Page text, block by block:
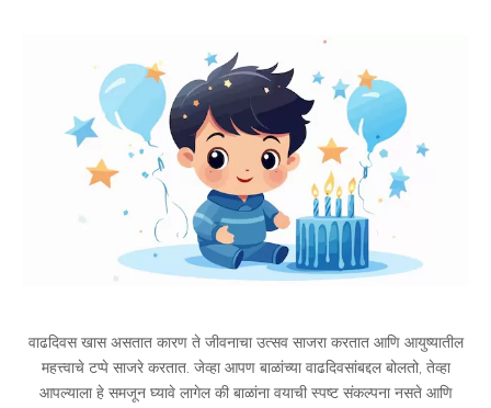
वाढदिवस खास असतात कारण ते जीवनाचा उत्सव साजरा करतात आणि आयुष्यातील
महत्त्वाचे टप्पे साजरे करतात. जेव्हा आपण बाळांच्या वाढदिवसांबद्दल बोलतो, तेव्हा
आपल्याला हे समजून घ्यावे लागेल की बाळांना वयाची स्पष्ट संकल्पना नसते आणि